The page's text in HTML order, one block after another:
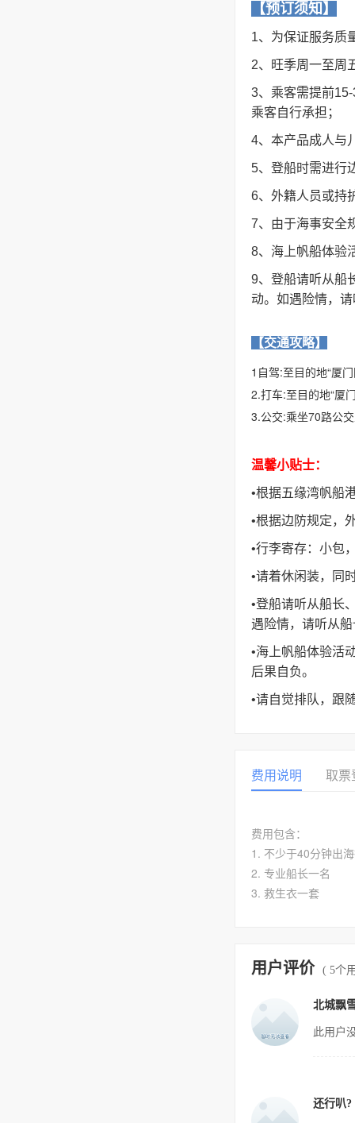
【预订须知】
1、为保证服务质
2、旺季周一至周
3、乘客需提前
乘客自行承担；
4、本产品成人与
5、登船时需进行
6、外籍人员或持
7、由于海事安全
8、海上帆船体验
9、登船请听从船
动。如遇险情，
【交通攻略】
1自驾:至目的地“厦
2.打车:至目的地“厦
3.公交:乘坐70路公
温馨小贴士：
•根据五缘湾帆船
•根据边防规定，
•行李寄存：小包
•请着休闲装，同
•登船请听从船长
遇险情，请听从
•海上帆船体验活
后果自负。
•请自觉排队，跟
费用说明 取票
费用包含：
1. 不少于40分钟出
2. 专业船长一名
用户评价 ( 5个
北城飘
此用户
还行叭?